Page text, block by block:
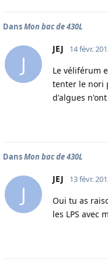
DansMon bac de 430L
J
JEJ 14 févr.
Le véliférum
tenter le nori
d'algues
DansMon bac de 430L
J
JEJ 13 févr.
Oui tu as
les LPS avec